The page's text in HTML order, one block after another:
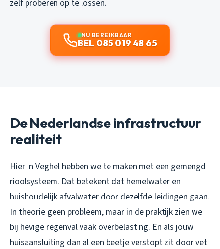
zelf proberen op te lossen.
NU BEREIKBAAR
BEL 085 019 48 65
De Nederlandse infrastructuur
realiteit
Hier in Veghel hebben we te maken met een gemengd
rioolsysteem. Dat betekent dat hemelwater en
huishoudelijk afvalwater door dezelfde leidingen gaan.
In theorie geen probleem, maar in de praktijk zien we
bij hevige regenval vaak overbelasting. En als jouw
huisaansluiting dan al een beetje verstopt zit door vet